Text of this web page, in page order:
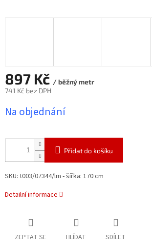
897 Kč / běžný metr
741 Kč bez DPH
cena:
Na objednání
Přidat do košíku
SKU: t003/07344/lm - šířka: 170 cm
Detailní informace
ZEPTAT SE HLÍDAT SDÍLET